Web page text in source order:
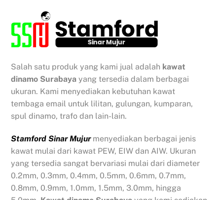
Salah satu produk yang kami jual adalah kawat
dinamo Surabaya yang tersedia dalam berbagai
ukuran. Kami menyediakan kebutuhan kawat
tembaga email untuk lilitan, gulungan, kumparan,
spul dinamo, trafo dan lain-lain.
Stamford Sinar Mujur menyediakan berbagai jenis
kawat mulai dari kawat PEW, EIW dan AIW. Ukuran
yang tersedia sangat bervariasi mulai dari diameter
0.2mm, 0.3mm, 0.4mm, 0.5mm, 0.6mm, 0.7mm,
0.8mm, 0.9mm, 1.0mm, 1.5mm, 3.0mm, hingga